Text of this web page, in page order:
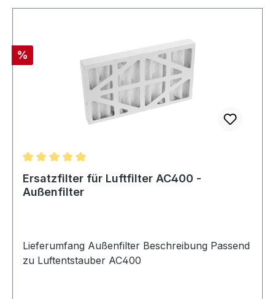
Rabatt
%
Durchschnittliche Bewertung von 5 von 5 Sternen
Ersatzfilter für Luftfilter AC400 -
Außenfilter
Lieferumfang Außenfilter Beschreibung Passend
zu Luftentstauber AC400